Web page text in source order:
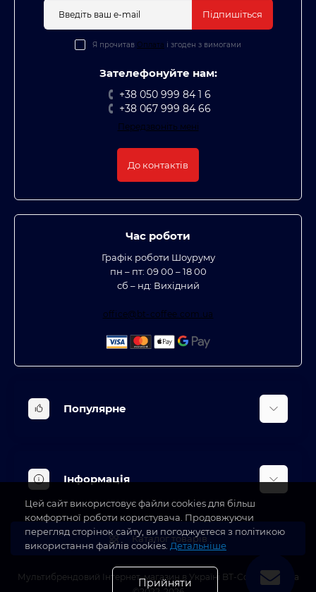
Підпишіться
Я прочитав Оплата і згоден з вимогами
Зателефонуйте нам:
+38 050 999 84 1 6
+38 067 999 84 66
Передзвоніть мені
До контактів
Час роботи
Графік роботи Шоуруму
пн – пт: 09 00 – 18 00
сб – нд: Вихідний
office@bt-coffee.com.ua
Популярне
Кліматична техніка
Аксесуари та насадки
Будинок, сад, город
Косметичні прилади
Інформація
Доставка
Про магазин
Блог
Каталог товарів
Мультибрендовий Інтернет-магазин в Україні BT-Coffee.com.ua
Цей сайт використовує файли cookies для більш
комфортної роботи користувача. Продовжуючи
перегляд сторінок сайту, ви погоджуєтеся з політикою
використання файлів cookies. Детальніше
Прийняти